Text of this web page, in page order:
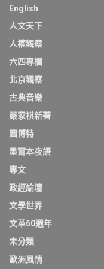
English
人文天下
人權觀察
六四專欄
北京觀察
古典音樂
嚴家祺新著
圖博特
墨爾本夜語
專文
政經論壇
文學世界
文革60週年
未分類
歐洲風情